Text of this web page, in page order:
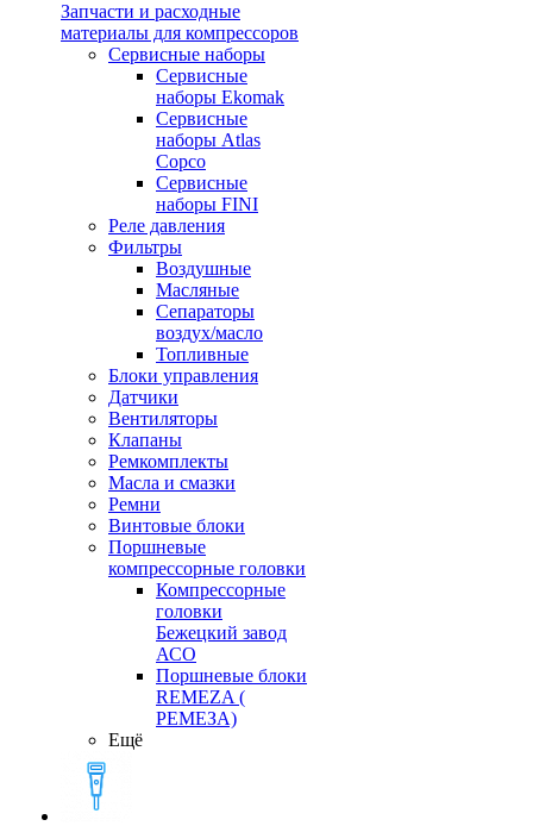
Запчасти и расходные
материалы для компрессоров
Cервисные наборы
Сервисные
наборы Ekomak
Cервисные
наборы Atlas
Copco
Сервисные
наборы FINI
Реле давления
Фильтры
Воздушные
Масляные
Сепараторы
воздух/масло
Топливные
Блоки управления
Датчики
Вентиляторы
Клапаны
Ремкомплекты
Масла и смазки
Ремни
Винтовые блоки
Поршневые
компрессорные головки
Компрессорные
головки
Бежецкий завод
АСО
Поршневые блоки
REMEZA (
РЕМЕЗА)
Ещё